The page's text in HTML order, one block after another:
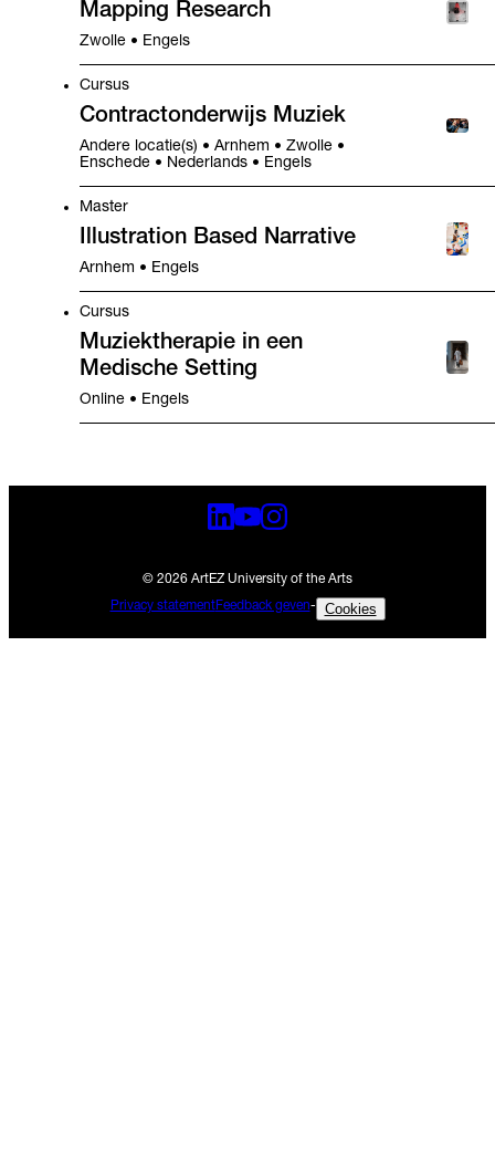
Mapping Research
Zwolle • Engels
Cursus
Contractonderwijs Muziek
Andere locatie(s) • Arnhem • Zwolle •
Enschede • Nederlands • Engels
Master
Illustration Based Narrative
Arnhem • Engels
Cursus
Muziektherapie in een
Medische Setting
Online • Engels
© 2026 ArtEZ University of the Arts
Privacy statementFeedback geven- Cookies